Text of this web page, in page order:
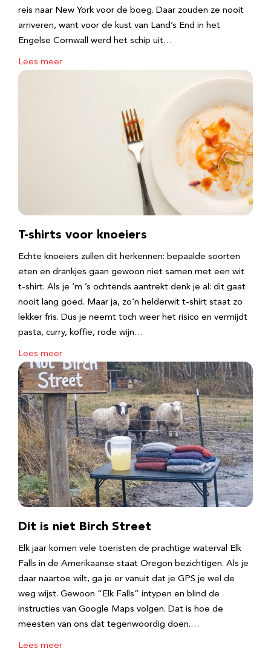
reis naar New York voor de boeg. Daar zouden ze nooit
arriveren, want voor de kust van Land’s End in het
Engelse Cornwall werd het schip uit…
Lees meer
T-shirts voor knoeiers
Echte knoeiers zullen dit herkennen: bepaalde soorten
eten en drankjes gaan gewoon niet samen met een wit
t-shirt. Als je ‘m ’s ochtends aantrekt denk je al: dit gaat
nooit lang goed. Maar ja, zo’n helderwit t-shirt staat zo
lekker fris. Dus je neemt toch weer het risico en vermijdt
pasta, curry, koffie, rode wijn…
Lees meer
Dit is niet Birch Street
Elk jaar komen vele toeristen de prachtige waterval Elk
Falls in de Amerikaanse staat Oregon bezichtigen. Als je
daar naartoe wilt, ga je er vanuit dat je GPS je wel de
weg wijst. Gewoon “Elk Falls” intypen en blind de
instructies van Google Maps volgen. Dat is hoe de
meesten van ons dat tegenwoordig doen.…
Lees meer